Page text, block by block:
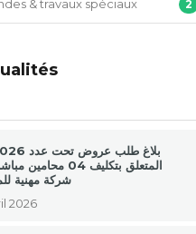
& travaux spéciaux 2
بلاغ طلب
المتعلق بتكليف 04
شركة مهنية
2026